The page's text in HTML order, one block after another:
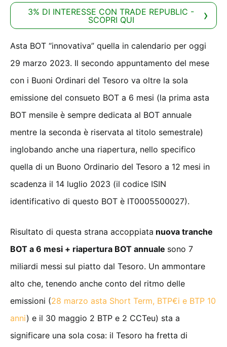
3% DI INTERESSE CON TRADE REPUBLIC -
SCOPRI QUI
Asta BOT “innovativa” quella in calendario per oggi
29 marzo 2023. Il secondo appuntamento del mese
con i Buoni Ordinari del Tesoro va oltre la sola
emissione del consueto BOT a 6 mesi (la prima asta
BOT mensile è sempre dedicata al BOT annuale
mentre la seconda è riservata al titolo semestrale)
inglobando anche una riapertura, nello specifico
quella di un Buono Ordinario del Tesoro a 12 mesi in
scadenza il 14 luglio 2023 (il codice ISIN
identificativo di questo BOT è IT0005500027).
Risultato di questa strana accoppiata nuova tranche
BOT a 6 mesi + riapertura BOT annuale sono 7
miliardi messi sul piatto dal Tesoro. Un ammontare
alto che, tenendo anche conto del ritmo delle
emissioni (28 marzo asta Short Term, BTP€i e BTP 10
anni) e il 30 maggio 2 BTP e 2 CCTeu) sta a
significare una sola cosa: il Tesoro ha fretta di